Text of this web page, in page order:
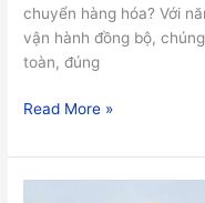
chuyển hàng hóa? Với
vận hành đồng bộ,
toàn, đúng
Read More »